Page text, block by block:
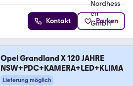
Kontakt Parken
Opel Grandland X 120 JAHRE
NSW+PDC+KAMERA+LED+KLIMA
Lieferung möglich